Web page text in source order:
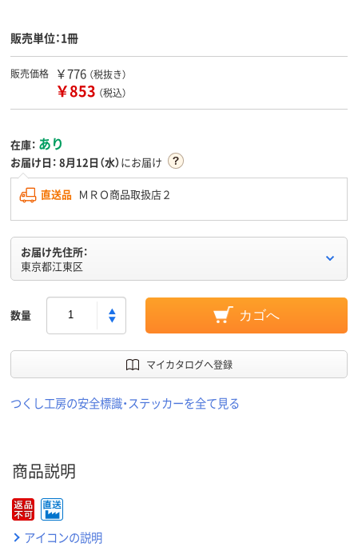
販売単位：1冊
販売価格 ￥776 （税抜き）
￥853 （税込）
在庫： あり
お届け日： 8月12日（水）にお届け
直送品 ＭＲＯ商品取扱店２
お届け先住所：
東京都江東区
数量 カゴへ
マイカタログへ登録
つくし工房の安全標識・ステッカーを全て見る
商品説明
アイコンの説明